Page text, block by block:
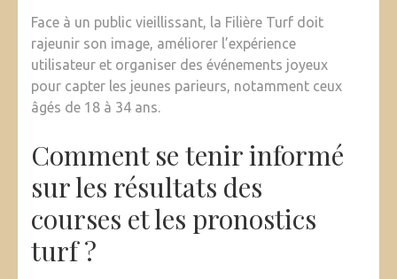
Face à un public vieillissant, la Filière Turf doit
rajeunir son image, améliorer l’expérience
utilisateur et organiser des événements joyeux
pour capter les jeunes parieurs, notamment ceux
âgés de 18 à 34 ans.
Comment se tenir informé
sur les résultats des
courses et les pronostics
turf ?